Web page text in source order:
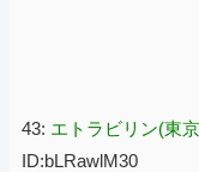
43: エトラビリン(東
ID:bLRawlM30